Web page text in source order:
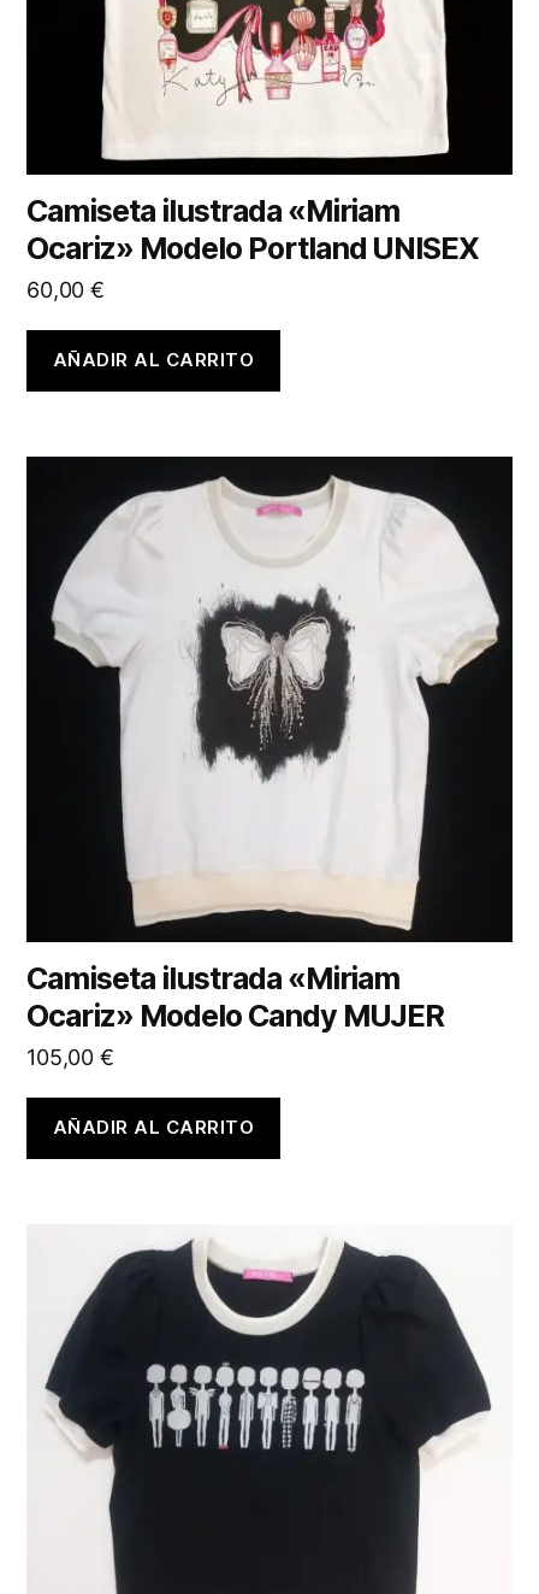
Camiseta ilustrada «Miriam
Ocariz» Modelo Portland UNISEX
60,00 €
AÑADIR AL CARRITO
Camiseta ilustrada «Miriam
Ocariz» Modelo Candy MUJER
105,00 €
AÑADIR AL CARRITO